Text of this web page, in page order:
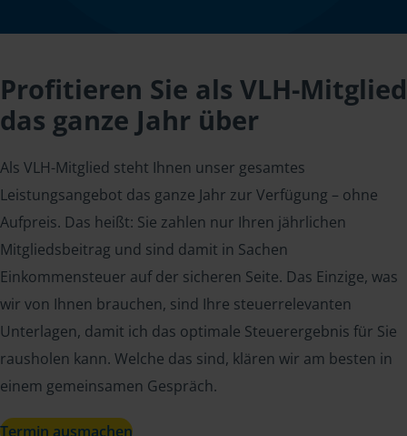
Profitieren Sie als VLH-Mitglied
das ganze Jahr über
Als VLH-Mitglied steht Ihnen unser gesamtes
Leistungsangebot das ganze Jahr zur Verfügung – ohne
Aufpreis. Das heißt: Sie zahlen nur Ihren jährlichen
Mitgliedsbeitrag und sind damit in Sachen
Einkommensteuer auf der sicheren Seite. Das Einzige, was
wir von Ihnen brauchen, sind Ihre steuerrelevanten
Unterlagen, damit ich das optimale Steuerergebnis für Sie
rausholen kann. Welche das sind, klären wir am besten in
einem gemeinsamen Gespräch.
Termin ausmachen